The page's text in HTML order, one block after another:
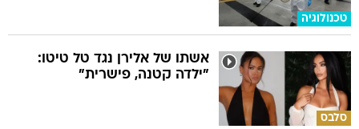
טכנולוגיה
סלבס
אשתו של אלירן נגד טל טיטו:
"ילדה קטנה, פישרית"